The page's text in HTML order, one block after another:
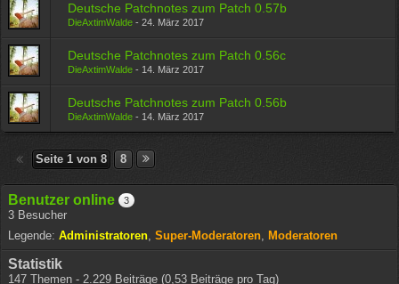
Deutsche Patchnotes zum Patch 0.57b
DieAxtimWalde -24. März 2017
Deutsche Patchnotes zum Patch 0.56c
DieAxtimWalde - 14. März 2017
Deutsche Patchnotes zum Patch 0.56b
DieAxtimWalde - 14. März 2017
Seite 1 von 8 8
Benutzer online 3
3 Besucher
Legende: Administratoren Super-Moderatoren Moderatoren
Statistik
147 Themen - 2.229 Beiträge (0,53 Beiträge pro Tag)